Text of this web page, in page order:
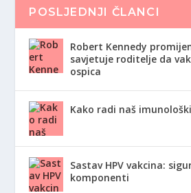
POSLJEDNJI ČLANCI
Robert Kennedy
savjetuje roditelje da
ospica
Kako radi naš
Sastav HPV vakcina:
komponenti